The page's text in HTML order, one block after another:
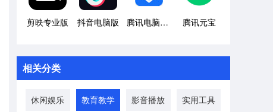
剪映专业版 抖音电脑版 腾讯电脑管家 腾讯元宝
相关分类
休闲娱乐 教育教学 影音播放 实用工具